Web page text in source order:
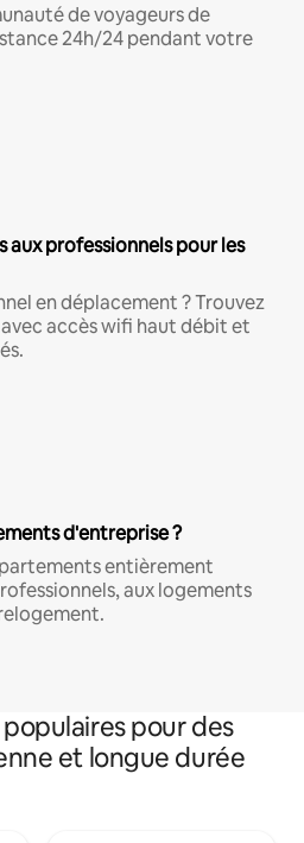
de voyageurs de
24h/24 pendant votre
aux professionnels pour les
en déplacement ? Trouvez
accès wifi haut débit et
d'entreprise ?
entièrement
aux logements
pour des
et longue durée